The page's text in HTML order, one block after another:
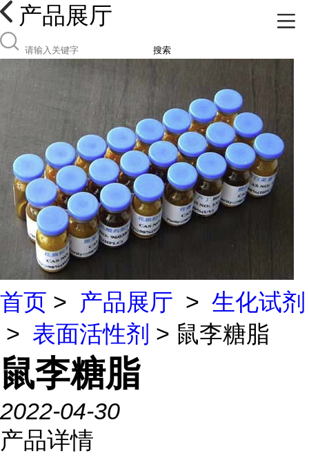
产品展厅
搜索
首页 > 产品展厅 > 生化试剂
> 表面活性剂 > 鼠李糖脂
鼠李糖脂
2022-04-30
产品详情